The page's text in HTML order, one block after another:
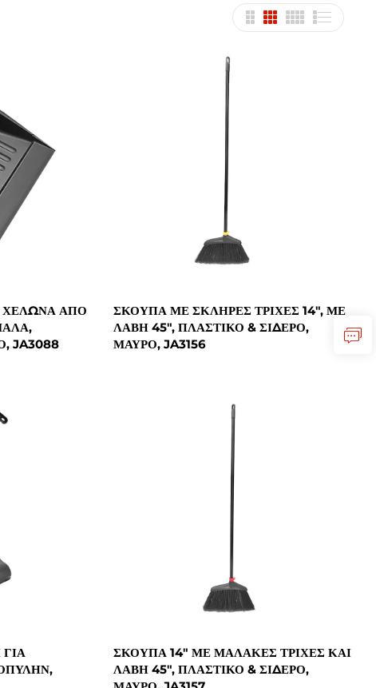
ΧΕΛΏΝΑ ΑΠΌ
JA3088
ΣΚΟΎΠΑ ΜΕ ΣΚΛΗΡΈΣ ΤΡΊΧΕΣ 14", ΜΕ
ΛΑΒΉ 45", ΠΛΑΣΤΙΚΌ & ΣΊΔΕΡΟ,
ΜΑΎΡΟ, JA3156
ΣΚΟΎΠΑ 14" ΜΕ ΜΑΛΑΚΈΣ ΤΡΊΧΕΣ ΚΑΙ
ΛΑΒΉ 45", ΠΛΑΣΤΙΚΌ & ΣΊΔΕΡΟ,